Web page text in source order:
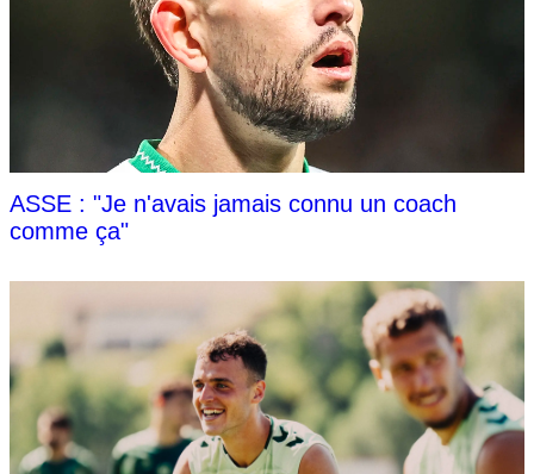
ASSE : "Je n'avais jamais connu un coach
comme ça"